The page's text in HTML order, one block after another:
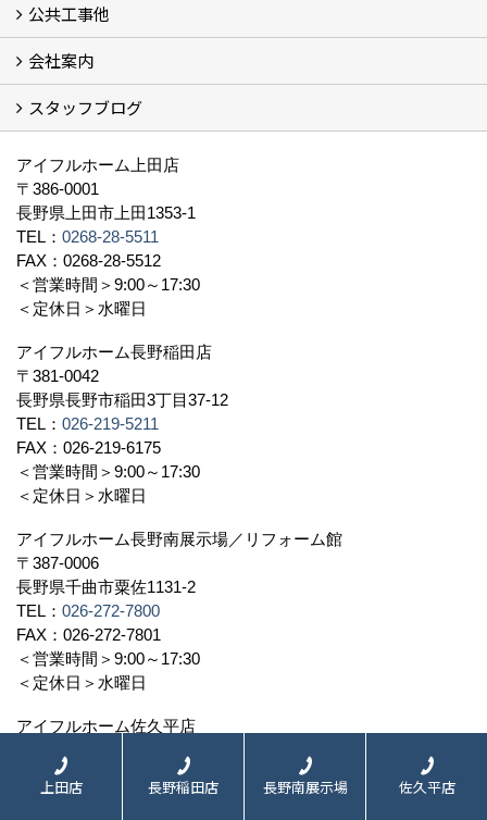
コンセプト (2)
選ばれる理由
施工実例（フォトギャラリー）
公共工事他
建築工事 実績
土木工事 実績
一般建築(別荘)
公共工事部スタッフ紹介
会社案内
社長挨拶
会社概要
採用情報
アクセス
スタッフ紹介
スタッフブログ
資格取得一覧
プライバシーポリシー
地域貢献 (3)
スタッフブログ
アイフルホーム上田店
〒386-0001
長野県上田市上田1353-1
TEL： 0268-28-5511
FAX：0268-28-5512
＜営業時間＞9:00～17:30
＜定休日＞水曜日
アイフルホーム長野稲田店
〒381-0042
長野県長野市稲田3丁目37-12
TEL： 026-219-5211
FAX：026-219-6175
＜営業時間＞9:00～17:30
＜定休日＞水曜日
アイフルホーム長野南展示場／リフォーム館
〒387-0006
長野県千曲市粟佐1131-2
TEL： 026-272-7800
FAX：026-272-7801
＜営業時間＞9:00～17:30
＜定休日＞水曜日
アイフルホーム佐久平店
長野県小諸市和田217-8
TEL：0267-48-6117
上田店 長野稲田店 長野南展示場 佐久平店